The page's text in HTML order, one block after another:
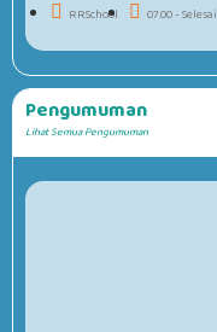
RRSchool 07.00 - Selesai
Pengumuman
Lihat Semua Pengumuman